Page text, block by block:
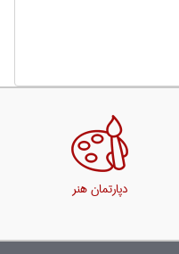
دپارتمان هنر